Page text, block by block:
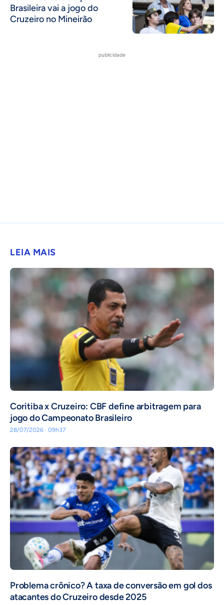
Brasileira vai a jogo do
Cruzeiro no Mineirão
publicidade
LEIA MAIS
Coritiba x Cruzeiro: CBF define arbitragem para
jogo do Campeonato Brasileiro
28/07/2026 · 09h37
Problema crônico? A taxa de conversão em gol dos
atacantes do Cruzeiro desde 2025